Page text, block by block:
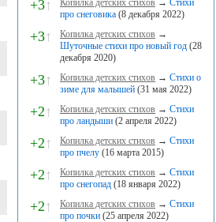
+3↑ Копилка детских стихов → Стихи
про снеговика (8 декабря 2022)
+3↑ Копилка детских стихов →
Шуточные стихи про новый год (28
декабря 2020)
+3↑ Копилка детских стихов → Стихи о
зиме для малышей (31 мая 2022)
+2↑ Копилка детских стихов → Стихи
про ландыши (2 апреля 2022)
+2↑ Копилка детских стихов → Стихи
про пчелу (16 марта 2015)
+2↑ Копилка детских стихов → Стихи
про снегопад (18 января 2022)
+2↑ Копилка детских стихов → Стихи
про почки (25 апреля 2022)